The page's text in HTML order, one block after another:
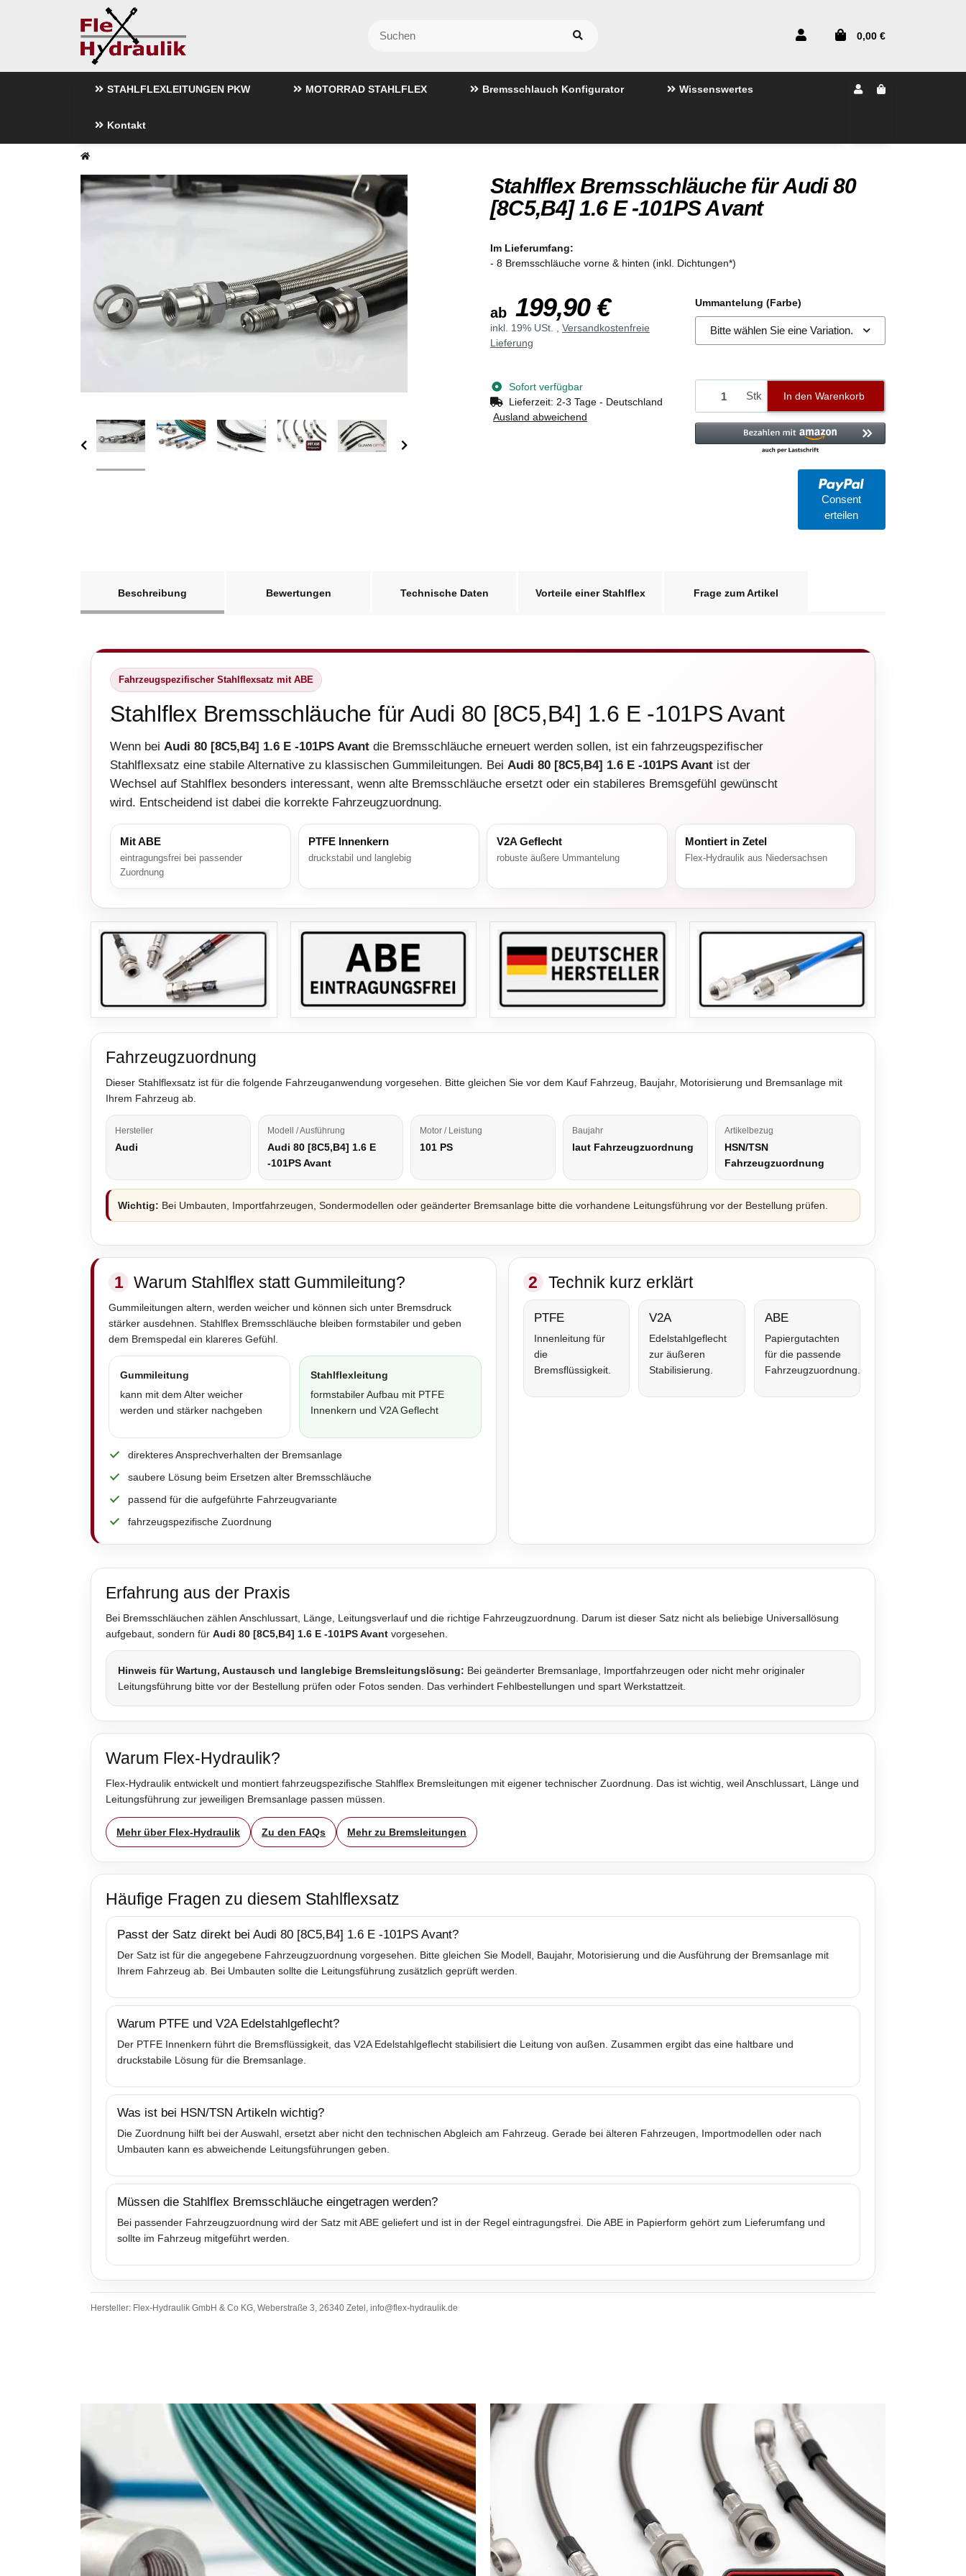
0,00 €
STAHLFLEXLEITUNGEN PKW MOTORRAD STAHLFLEX Bremsschlauch Konfigurator Wissenswertes
Kontakt
Stahlflex Bremsschläuche für Audi 80
[8C5,B4] 1.6 E -101PS Avant
Im Lieferumfang:
- 8 Bremsschläuche vorne & hinten (inkl. Dichtungen*)
ab 199,90 €
inkl. 19% USt. , Versandkostenfreie
Lieferung
Sofort verfügbar
Lieferzeit: 2-3 Tage - Deutschland
Ausland abweichend
Ummantelung (Farbe)
Bitte wählen Sie eine Variation.
Stk In den Warenkorb
Consent
erteilen
Beschreibung
Bewertungen Technische Daten Vorteile einer Stahlflex Frage zum Artikel
Fahrzeugspezifischer Stahlflexsatz mit ABE
Stahlflex Bremsschläuche für Audi 80 [8C5,B4] 1.6 E -101PS Avant
Wenn bei Audi 80 [8C5,B4] 1.6 E -101PS Avant die Bremsschläuche erneuert werden sollen, ist ein fahrzeugspezifischer
Stahlflexsatz eine stabile Alternative zu klassischen Gummileitungen. Bei Audi 80 [8C5,B4] 1.6 E -101PS Avant ist der
Wechsel auf Stahlflex besonders interessant, wenn alte Bremsschläuche ersetzt oder ein stabileres Bremsgefühl gewünscht
wird. Entscheidend ist dabei die korrekte Fahrzeugzuordnung.
Mit ABE
eintragungsfrei bei passender
Zuordnung
PTFE Innenkern
druckstabil und langlebig
V2A Geflecht
robuste äußere Ummantelung
Montiert in Zetel
Flex-Hydraulik aus Niedersachsen
Fahrzeugzuordnung
Dieser Stahlflexsatz ist für die folgende Fahrzeuganwendung vorgesehen. Bitte gleichen Sie vor dem Kauf Fahrzeug, Baujahr, Motorisierung und Bremsanlage mit
Ihrem Fahrzeug ab.
Hersteller
Audi
Modell / Ausführung
Audi 80 [8C5,B4] 1.6 E
-101PS Avant
Motor / Leistung
101 PS
Baujahr
laut Fahrzeugzuordnung
Artikelbezug
HSN/TSN
Fahrzeugzuordnung
Wichtig: Bei Umbauten, Importfahrzeugen, Sondermodellen oder geänderter Bremsanlage bitte die vorhandene Leitungsführung vor der Bestellung prüfen.
1 Warum Stahlflex statt Gummileitung?
Gummileitungen altern, werden weicher und können sich unter Bremsdruck
stärker ausdehnen. Stahlflex Bremsschläuche bleiben formstabiler und geben
dem Bremspedal ein klareres Gefühl.
Gummileitung
kann mit dem Alter weicher
werden und stärker nachgeben
Stahlflexleitung
formstabiler Aufbau mit PTFE
Innenkern und V2A Geflecht
direkteres Ansprechverhalten der Bremsanlage
saubere Lösung beim Ersetzen alter Bremsschläuche
passend für die aufgeführte Fahrzeugvariante
fahrzeugspezifische Zuordnung
2 Technik kurz erklärt
PTFE
Innenleitung für
die
Bremsflüssigkeit.
V2A
Edelstahlgeflecht
zur äußeren
Stabilisierung.
ABE
Papiergutachten
für die passende
Fahrzeugzuordnung.
Erfahrung aus der Praxis
Bei Bremsschläuchen zählen Anschlussart, Länge, Leitungsverlauf und die richtige Fahrzeugzuordnung. Darum ist dieser Satz nicht als beliebige Universallösung
aufgebaut, sondern für Audi 80 [8C5,B4] 1.6 E -101PS Avant vorgesehen.
Hinweis für Wartung, Austausch und langlebige Bremsleitungslösung: Bei geänderter Bremsanlage, Importfahrzeugen oder nicht mehr originaler
Leitungsführung bitte vor der Bestellung prüfen oder Fotos senden. Das verhindert Fehlbestellungen und spart Werkstattzeit.
Warum Flex-Hydraulik?
Flex-Hydraulik entwickelt und montiert fahrzeugspezifische Stahlflex Bremsleitungen mit eigener technischer Zuordnung. Das ist wichtig, weil Anschlussart, Länge und
Leitungsführung zur jeweiligen Bremsanlage passen müssen.
Mehr über Flex-Hydraulik Zu den FAQs Mehr zu Bremsleitungen
Häufige Fragen zu diesem Stahlflexsatz
Passt der Satz direkt bei Audi 80 [8C5,B4] 1.6 E -101PS Avant?
Der Satz ist für die angegebene Fahrzeugzuordnung vorgesehen. Bitte gleichen Sie Modell, Baujahr, Motorisierung und die Ausführung der Bremsanlage mit
Ihrem Fahrzeug ab. Bei Umbauten sollte die Leitungsführung zusätzlich geprüft werden.
Warum PTFE und V2A Edelstahlgeflecht?
Der PTFE Innenkern führt die Bremsflüssigkeit, das V2A Edelstahlgeflecht stabilisiert die Leitung von außen. Zusammen ergibt das eine haltbare und
druckstabile Lösung für die Bremsanlage.
Was ist bei HSN/TSN Artikeln wichtig?
Die Zuordnung hilft bei der Auswahl, ersetzt aber nicht den technischen Abgleich am Fahrzeug. Gerade bei älteren Fahrzeugen, Importmodellen oder nach
Umbauten kann es abweichende Leitungsführungen geben.
Müssen die Stahlflex Bremsschläuche eingetragen werden?
Bei passender Fahrzeugzuordnung wird der Satz mit ABE geliefert und ist in der Regel eintragungsfrei. Die ABE in Papierform gehört zum Lieferumfang und
sollte im Fahrzeug mitgeführt werden.
Hersteller: Flex-Hydraulik GmbH & Co KG, Weberstraße 3, 26340 Zetel, info@flex-hydraulik.de